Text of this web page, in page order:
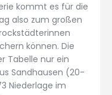
kommt es für die
also zum großen
können. Die
Tabelle nur ein
Sandhausen (20-
Niederlage im